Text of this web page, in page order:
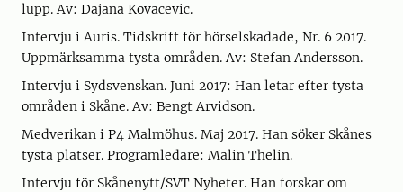
lupp. Av: Dajana Kovacevic.
Intervju i Auris. Tidskrift för hörselskadade, Nr. 6 2017.
Uppmärksamma tysta områden. Av: Stefan Andersson.
Intervju i Sydsvenskan. Juni 2017: Han letar efter tysta
områden i Skåne. Av: Bengt Arvidson.
Medverikan i P4 Malmöhus. Maj 2017. Han söker Skånes
tysta platser. Programledare: Malin Thelin.
Intervju för Skånenytt/SVT Nyheter. Han forskar om